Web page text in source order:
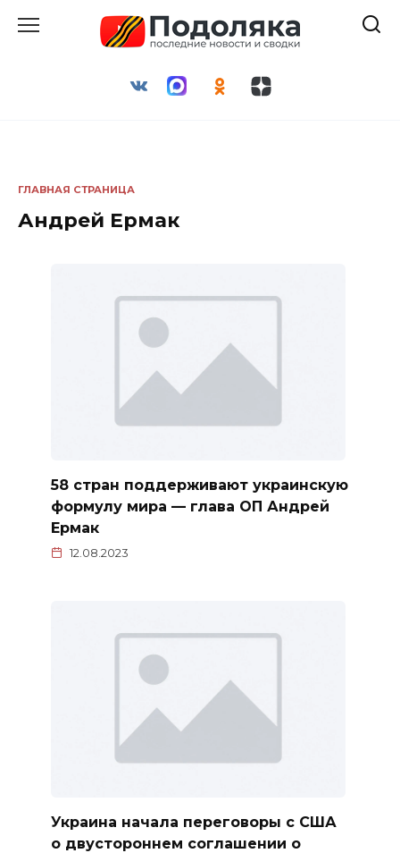
ГЛАВНАЯ СТРАНИЦА
Андрей Ермак
58 стран поддерживают украинскую
формулу мира — глава ОП Андрей
Ермак
12.08.2023
Украина начала переговоры с США
о двустороннем соглашении о